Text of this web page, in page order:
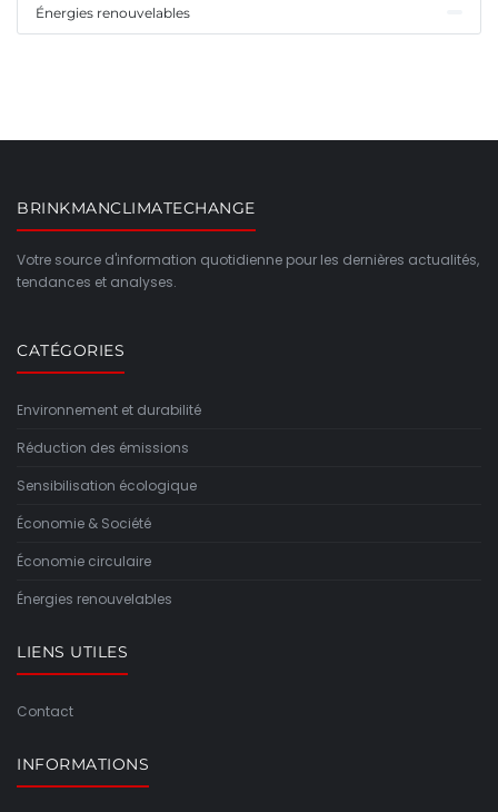
Énergies renouvelables
BRINKMANCLIMATECHANGE
Votre source d'information quotidienne pour les dernières actualités,
tendances et analyses.
CATÉGORIES
Environnement et durabilité
Réduction des émissions
Sensibilisation écologique
Économie & Société
Économie circulaire
Énergies renouvelables
LIENS UTILES
Contact
INFORMATIONS